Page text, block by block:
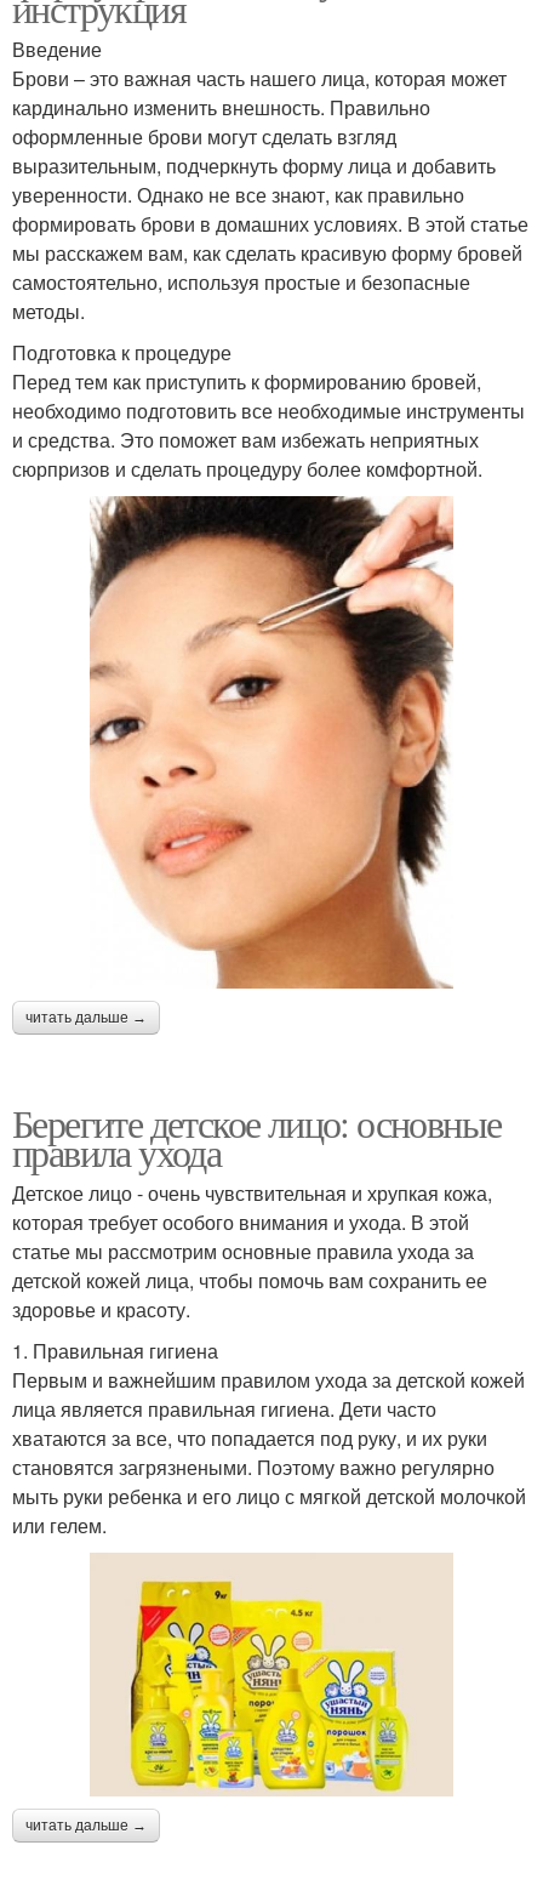
Введение
Брови – это важная часть нашего лица, которая может
кардинально изменить внешность. Правильно
оформленные брови могут сделать взгляд
выразительным, подчеркнуть форму лица и добавить
уверенности. Однако не все знают, как правильно
формировать брови в домашних условиях. В этой статье
мы расскажем вам, как сделать красивую форму бровей
самостоятельно, используя простые и безопасные
методы.
Подготовка к процедуре
Перед тем как приступить к формированию бровей,
необходимо подготовить все необходимые инструменты
и средства. Это поможет вам избежать неприятных
сюрпризов и сделать процедуру более комфортной.
читать дальше →
Берегите детское лицо: основные
правила ухода
Детское лицо - очень чувствительная и хрупкая кожа,
которая требует особого внимания и ухода. В этой
статье мы рассмотрим основные правила ухода за
детской кожей лица, чтобы помочь вам сохранить ее
здоровье и красоту.
1. Правильная гигиена
Первым и важнейшим правилом ухода за детской кожей
лица является правильная гигиена. Дети часто
хватаются за все, что попадается под руку, и их руки
становятся загрязнеными. Поэтому важно регулярно
мыть руки ребенка и его лицо с мягкой детской молочкой
или гелем.
читать дальше →